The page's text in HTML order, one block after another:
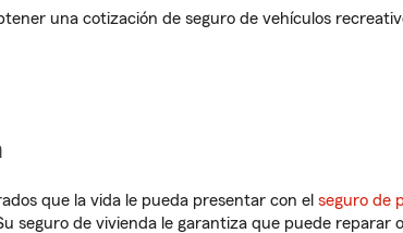
una cotización de seguro de vehículos
que la vida le pueda presentar con el seguro de
seguro de vivienda le garantiza que puede reparar